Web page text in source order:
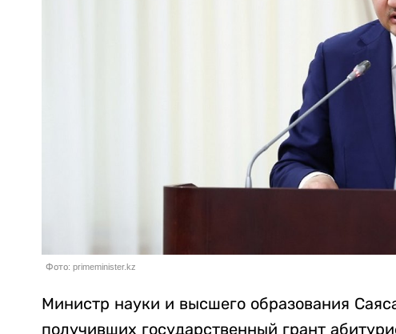
Фото: primeminister.kz
Министр науки и высшего образования
получивших государственный грант